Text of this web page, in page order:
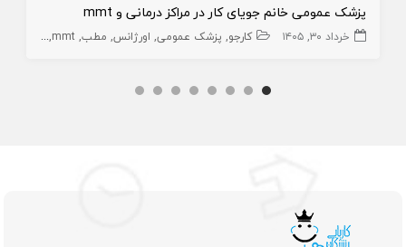
پزشک عمومی خانم جویای کار در مراکز درمانی و mmt
خرداد ۳۰, ۱۴۰۵ کارجو پزشک عمومی اورژانس مطب mmt درمانگاه